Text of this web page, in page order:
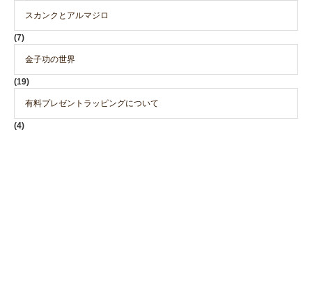
スカンクとアルマジロ
(7)
金子功の世界
(19)
有料プレゼントラッピングについて
(4)